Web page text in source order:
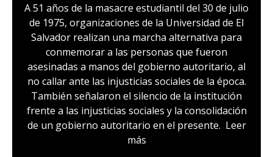
A 51 años de la masacre estudiantil del 30 de julio
de 1975, organizaciones de la Universidad de El
Salvador realizan una marcha alternativa para
conmemorar a las personas que fueron
asesinadas a manos del gobierno autoritario, al
no callar ante las injusticias sociales de la época.
También señalaron el silencio de la institución
frente a las injusticias sociales y la consolidación
de un gobierno autoritario en el presente. Leer
más